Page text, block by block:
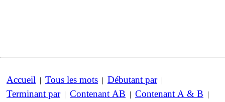
Accueil | Tous les mots | Débutant par|
Terminant par| Contenant AB | Contenant A & B |